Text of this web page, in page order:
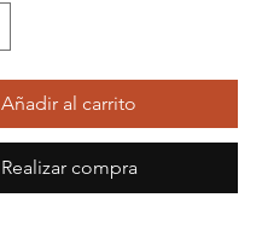
Añadir al carrito
Realizar compra